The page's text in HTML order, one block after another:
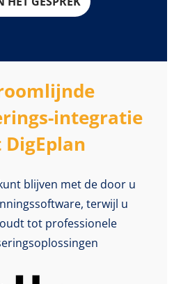
integratie
blijven met de door u
terwijl u
tot professionele